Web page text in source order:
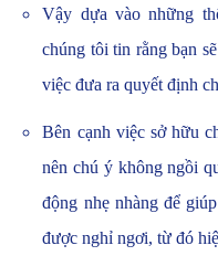
Vậy dựa vào những
chúng tôi tin rằng bạn
việc đưa ra quyết định
Bên cạnh việc sở hữu
nên chú ý không ngồi
động nhẹ nhàng để
được nghỉ ngơi, từ đó